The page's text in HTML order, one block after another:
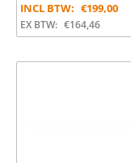
INCL BTW: €199,00
EX BTW: €164,46